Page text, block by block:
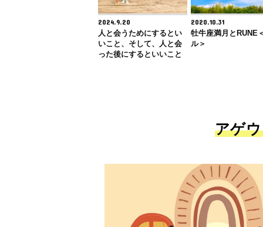
2024.9.20
人と会うためにするとい
いこと、そして、人と会
った後にするといいこと
2020.10.31
牡牛座満月とRUNE
ル＞
アゲ